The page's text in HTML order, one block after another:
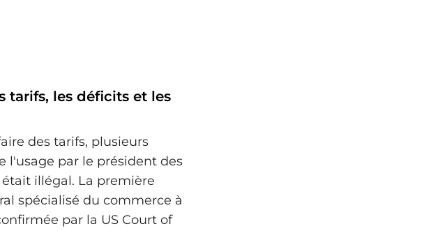
tarifs, les déficits et les
des tarifs, plusieurs
l'usage par le président des
illégal. La première
spécialisé du commerce à
par la US Court of